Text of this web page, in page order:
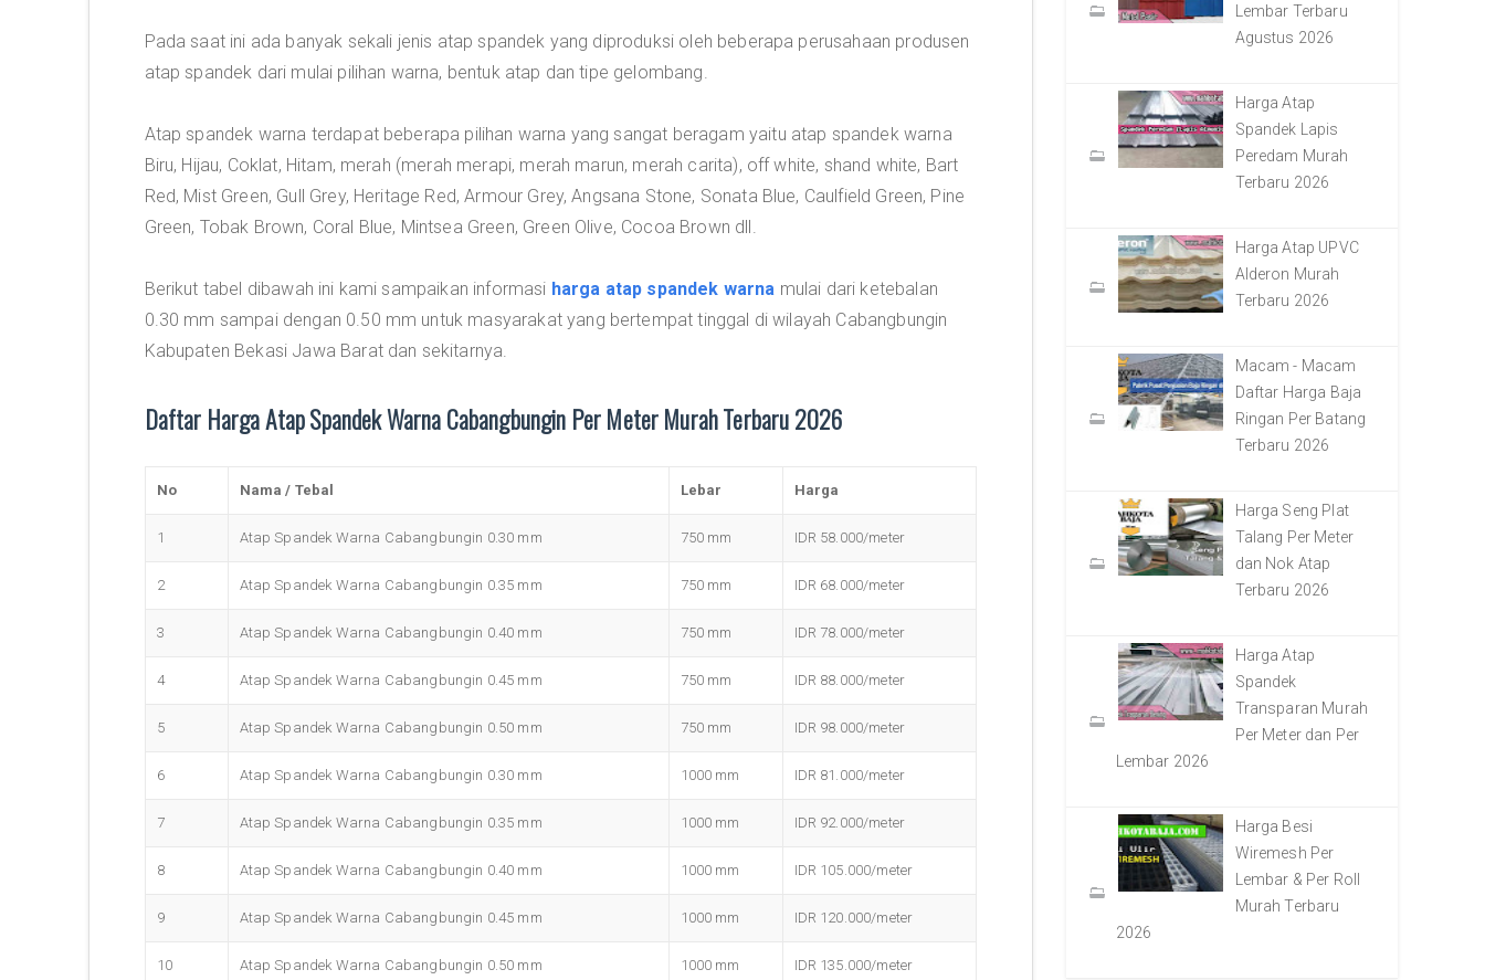
Pada saat ini ada banyak sekali jenis atap spandek yang diproduksi oleh beberapa perusahaan produsen
atap spandek dari mulai pilihan warna, bentuk atap dan tipe gelombang.
Atap spandek warna terdapat beberapa pilihan warna yang sangat beragam yaitu atap spandek warna
Biru, Hijau, Coklat, Hitam, merah (merah merapi, merah marun, merah carita), off white, shand white, Bart
Red, Mist Green, Gull Grey, Heritage Red, Armour Grey, Angsana Stone, Sonata Blue, Caulfield Green, Pine
Green, Tobak Brown, Coral Blue, Mintsea Green, Green Olive, Cocoa Brown dll.
Berikut tabel dibawah ini kami sampaikan informasi harga atap spandek warna mulai dari ketebalan
0.30 mm sampai dengan 0.50 mm untuk masyarakat yang bertempat tinggal di wilayah Cabangbungin
Kabupaten Bekasi Jawa Barat dan sekitarnya.
Daftar Harga Atap Spandek Warna Cabangbungin Per Meter Murah Terbaru 2026
No Nama / Tebal Lebar Harga
1 Atap Spandek Warna Cabangbungin 0.30 mm 750 mm IDR 58.000/meter
2 Atap Spandek Warna Cabangbungin 0.35 mm 750 mm IDR 68.000/meter
3 Atap Spandek Warna Cabangbungin 0.40 mm 750 mm IDR 78.000/meter
4 Atap Spandek Warna Cabangbungin 0.45 mm 750 mm IDR 88.000/meter
5 Atap Spandek Warna Cabangbungin 0.50 mm 750 mm IDR 98.000/meter
6 Atap Spandek Warna Cabangbungin 0.30 mm 1000 mm IDR 81.000/meter
7 Atap Spandek Warna Cabangbungin 0.35 mm 1000 mm IDR 92.000/meter
8 Atap Spandek Warna Cabangbungin 0.40 mm 1000 mm IDR 105.000/meter
9 Atap Spandek Warna Cabangbungin 0.45 mm 1000 mm IDR 120.000/meter
10 Atap Spandek Warna Cabangbungin 0.50 mm 1000 mm IDR 135.000/meter
Lembar Terbaru
Agustus 2026
Harga Atap
Spandek Lapis
Peredam Murah
Terbaru 2026
Harga Atap UPVC
Alderon Murah
Terbaru 2026
Macam - Macam
Daftar Harga Baja
Ringan Per Batang
Terbaru 2026
Harga Seng Plat
Talang Per Meter
dan Nok Atap
Terbaru 2026
Harga Atap
Spandek
Transparan Murah
Per Meter dan Per
Lembar 2026
Harga Besi
Wiremesh Per
Lembar & Per Roll
Murah Terbaru
2026